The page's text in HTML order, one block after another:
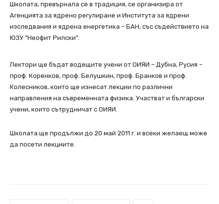
Школата, превърнала се в традиция, се организира от
Агенцията за ядрено регулиране и Института за ядрени
изследвания и ядрена енергетика – БАН, със съдействието на
ЮЗУ “Неофит Рилски”.
Лектори ще бъдат водещите учени от ОИЯИ – Дубна, Русия –
проф. Коренков, проф. Белушкин, проф. Бранков и проф.
Колесников, които ще изнесат лекции по различни
направления на съвременната физика. Участват и български
учени, които сътрудничат с ОИЯИ.
Школата ще продължи до 20 май 2011 г. и всеки желаещ може
да посети лекциите.